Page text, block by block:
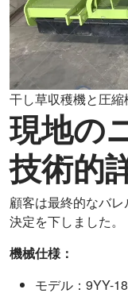
干し草収穫機と圧縮
現地の
技術的
顧客は最終的なバレ
決定を下しました。
機械仕様：
モデル：9YY-